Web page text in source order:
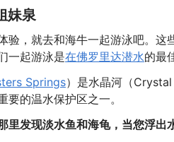
妹泉
验，就去和海牛一起游泳吧。
一起游泳是在佛罗里达潜水的最
Springs）是水晶河（
要的温水保护区之一。
里发现淡水鱼和海龟，当您浮出